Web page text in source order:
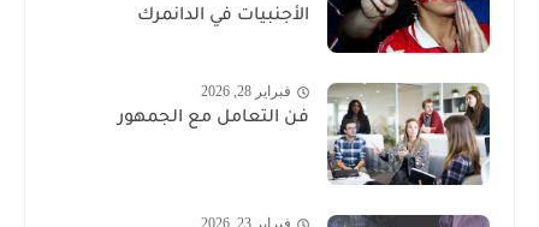
الأجنبيات في الدانمرك
فبراير 28, 2026
فن التعامل مع الجمهور